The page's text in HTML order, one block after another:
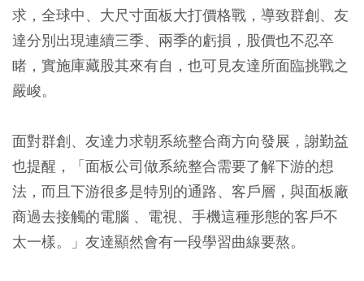
求，全球中、大尺寸面板大打價格戰，導致群創、友
達分別出現連續三季、兩季的虧損，股價也不忍卒
睹，實施庫藏股其來有自，也可見友達所面臨挑戰之
嚴峻。
面對群創、友達力求朝系統整合商方向發展，謝勤益
也提醒，「面板公司做系統整合需要了解下游的想
法，而且下游很多是特別的通路、客戶層，與面板廠
商過去接觸的電腦 、電視、手機這種形態的客戶不
太一樣。」友達顯然會有一段學習曲線要熬。